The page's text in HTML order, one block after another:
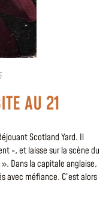
AU 21
Scotland Yard. Il
-, et laisse sur la scène du
Dans la capitale anglaise,
avec méfiance. C’est alors